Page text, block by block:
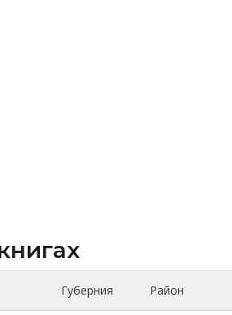
Губерния Район